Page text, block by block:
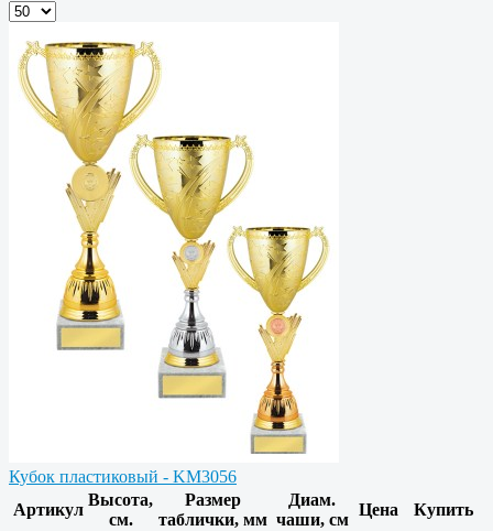
Кубок пластиковый - KM3056
Артикул
Высота,
см.
Размер
таблички, мм
Диам.
чаши, см
Цена Купить